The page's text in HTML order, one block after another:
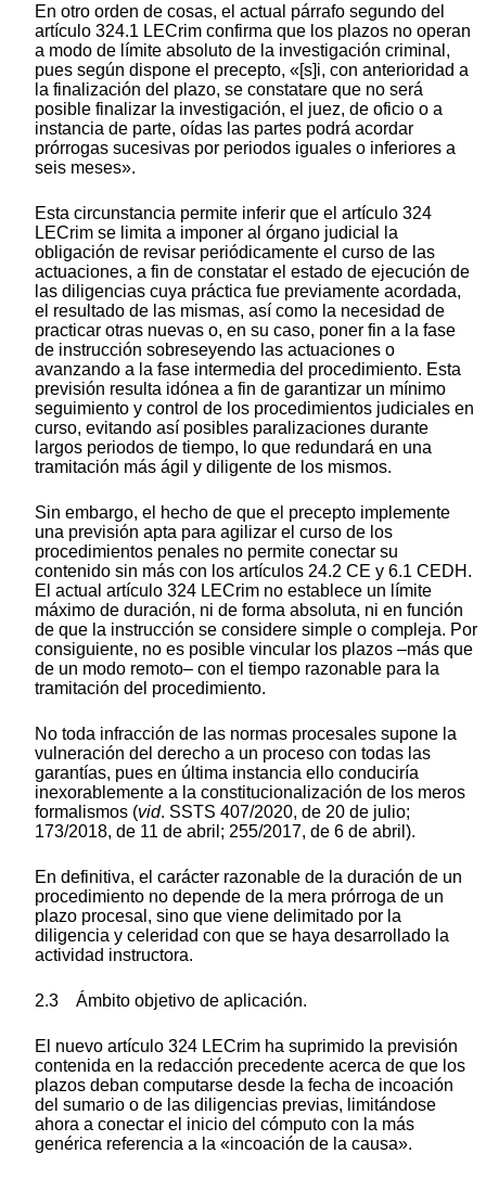
En otro orden de cosas, el actual párrafo segundo del
artículo 324.1 LECrim confirma que los plazos no operan
a modo de límite absoluto de la investigación criminal,
pues según dispone el precepto, «[s]i, con anterioridad a
la finalización del plazo, se constatare que no será
posible finalizar la investigación, el juez, de oficio o a
instancia de parte, oídas las partes podrá acordar
prórrogas sucesivas por periodos iguales o inferiores a
seis meses».
Esta circunstancia permite inferir que el artículo 324
LECrim se limita a imponer al órgano judicial la
obligación de revisar periódicamente el curso de las
actuaciones, a fin de constatar el estado de ejecución de
las diligencias cuya práctica fue previamente acordada,
el resultado de las mismas, así como la necesidad de
practicar otras nuevas o, en su caso, poner fin a la fase
de instrucción sobreseyendo las actuaciones o
avanzando a la fase intermedia del procedimiento. Esta
previsión resulta idónea a fin de garantizar un mínimo
seguimiento y control de los procedimientos judiciales en
curso, evitando así posibles paralizaciones durante
largos periodos de tiempo, lo que redundará en una
tramitación más ágil y diligente de los mismos.
Sin embargo, el hecho de que el precepto implemente
una previsión apta para agilizar el curso de los
procedimientos penales no permite conectar su
contenido sin más con los artículos 24.2 CE y 6.1 CEDH.
El actual artículo 324 LECrim no establece un límite
máximo de duración, ni de forma absoluta, ni en función
de que la instrucción se considere simple o compleja. Por
consiguiente, no es posible vincular los plazos –más que
de un modo remoto– con el tiempo razonable para la
tramitación del procedimiento.
No toda infracción de las normas procesales supone la
vulneración del derecho a un proceso con todas las
garantías, pues en última instancia ello conduciría
inexorablemente a la constitucionalización de los meros
formalismos (vid. SSTS 407/2020, de 20 de julio;
173/2018, de 11 de abril; 255/2017, de 6 de abril).
En definitiva, el carácter razonable de la duración de un
procedimiento no depende de la mera prórroga de un
plazo procesal, sino que viene delimitado por la
diligencia y celeridad con que se haya desarrollado la
actividad instructora.
2.3 Ámbito objetivo de aplicación.
El nuevo artículo 324 LECrim ha suprimido la previsión
contenida en la redacción precedente acerca de que los
plazos deban computarse desde la fecha de incoación
del sumario o de las diligencias previas, limitándose
ahora a conectar el inicio del cómputo con la más
genérica referencia a la «incoación de la causa».